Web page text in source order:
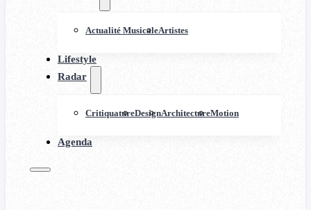
Actualité MusicaleArtistes
Lifestyle
Radar
CritiquatureDesignArchitectureMotion
Agenda